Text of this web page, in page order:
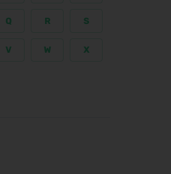
Q R S
V W X